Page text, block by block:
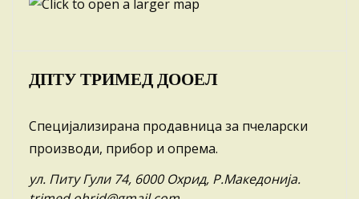
ДПТУ ТРИМЕД ДООЕЛ
Специјализирана продавница за пчеларски
производи, прибор и опрема.
ул. Питу Гули 74, 6000 Охрид, Р.Македонија.